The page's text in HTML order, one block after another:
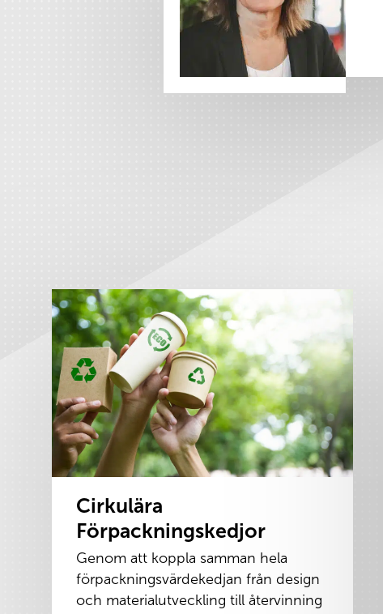
Cirkulära
Förpackningskedjor
Genom att koppla samman hela
förpackningsvärdekedjan från design
och materialutveckling till återvinning